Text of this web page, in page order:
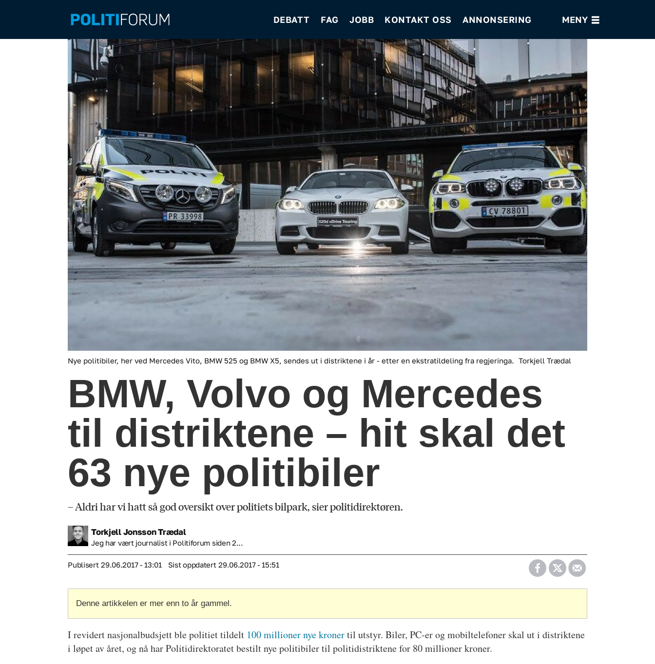
DEBATT FAG JOBB KONTAKT OSS ANNONSERING
Nye politibiler, her ved Mercedes Vito, BMW 525 og BMW X5, sendes ut i distriktene i år - etter en ekstratildeling fra regjeringa. Torkjell Trædal
BMW, Volvo og Mercedes
til distriktene – hit skal det
63 nye politibiler
– Aldri har vi hatt så god oversikt over politiets bilpark, sier politidirektøren.
TorkjellJonsson Trædal
Jeg har vært journalist i Politiforum siden 2...
Publisert 29.06.2017 - 13:01 Sist oppdatert 29.06.2017 - 15:51
Denne artikkelen er mer enn to år gammel.
I revidert nasjonalbudsjett ble politiet tildelt 100 millioner nye kronertil utstyr. Biler, PC-er og mobiltelefoner skal ut i distriktene
i løpet av året, og nå har Politidirektoratet bestilt nye politibiler til politidistriktene for 80 millioner kroner.